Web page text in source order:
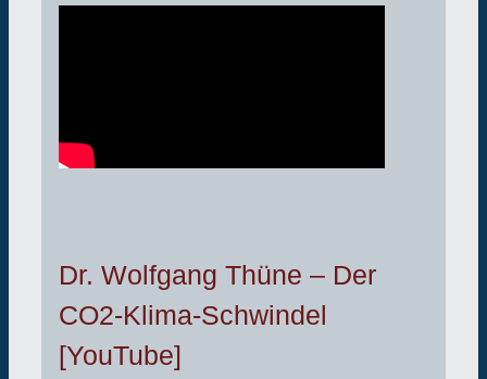
Dr. Wolfgang Thüne – Der
CO2-Klima-Schwindel
[YouTube]